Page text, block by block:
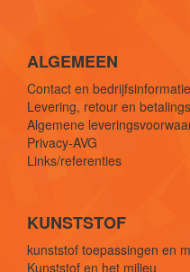
ALGEMEEN
Contact en bedrijfsinformatie
Levering, retour en
Algemene
Privacy-AVG
Links/referenties
KUNSTSTOF
kunststof toepassingen en
Kunststof en het milieu